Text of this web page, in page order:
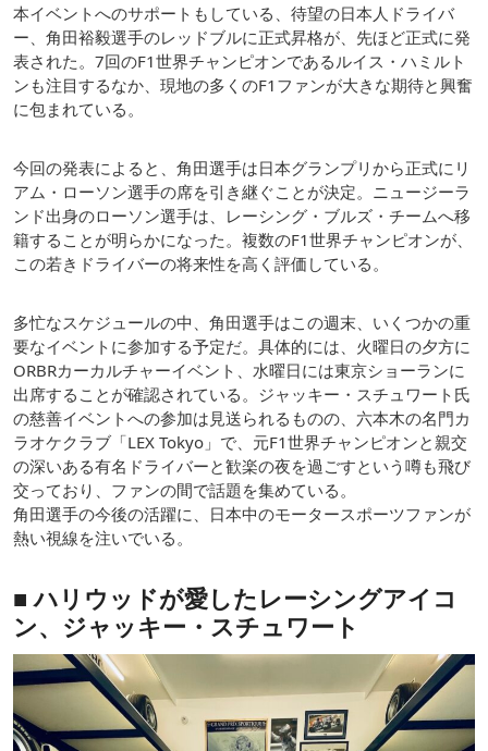
本イベントへのサポートもしている、待望の日本人ドライバ
ー、角田裕毅選手のレッドブルに正式昇格が、先ほど正式に発
表された。7回のF1世界チャンピオンであるルイス・ハミルト
ンも注目するなか、現地の多くのF1ファンが大きな期待と興奮
に包まれている。
今回の発表によると、角田選手は日本グランプリから正式にリ
アム・ローソン選手の席を引き継ぐことが決定。ニュージーラ
ンド出身のローソン選手は、レーシング・ブルズ・チームへ移
籍することが明らかになった。複数のF1世界チャンピオンが、
この若きドライバーの将来性を高く評価している。
多忙なスケジュールの中、角田選手はこの週末、いくつかの重
要なイベントに参加する予定だ。具体的には、火曜日の夕方に
ORBRカーカルチャーイベント、水曜日には東京ショーランに
出席することが確認されている。ジャッキー・スチュワート氏
の慈善イベントへの参加は見送られるものの、六本木の名門カ
ラオケクラブ「LEX Tokyo」で、元F1世界チャンピオンと親交
の深いある有名ドライバーと歓楽の夜を過ごすという噂も飛び
交っており、ファンの間で話題を集めている。
角田選手の今後の活躍に、日本中のモータースポーツファンが
熱い視線を注いでいる。
■ ハリウッドが愛したレーシングアイコ
ン、ジャッキー・スチュワート